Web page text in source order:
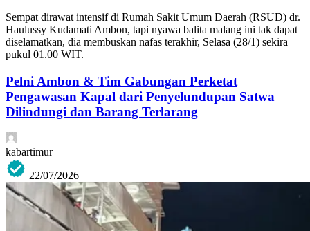
Sempat dirawat intensif di Rumah Sakit Umum Daerah (RSUD) dr.
Haulussy Kudamati Ambon, tapi nyawa balita malang ini tak dapat
diselamatkan, dia membuskan nafas terakhir, Selasa (28/1) sekira
pukul 01.00 WIT.
Pelni Ambon & Tim Gabungan Perketat
Pengawasan Kapal dari Penyelundupan Satwa
Dilindungi dan Barang Terlarang
kabartimur
22/07/2026